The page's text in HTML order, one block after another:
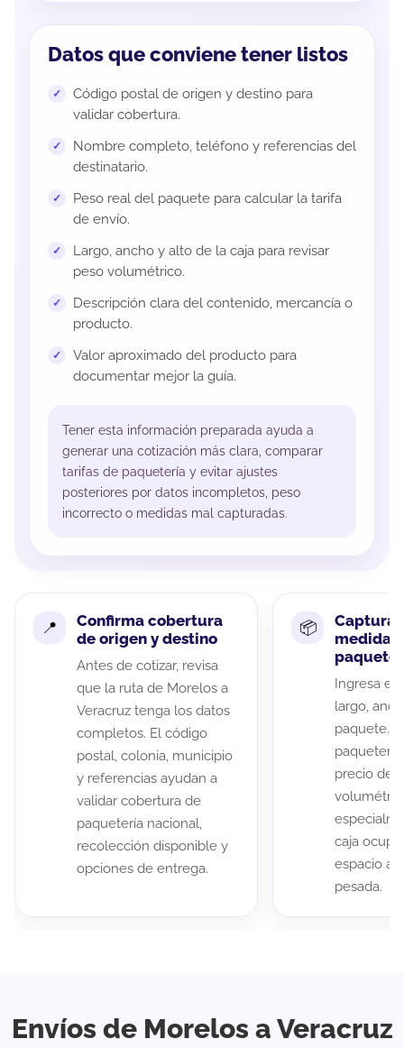
Datos que conviene tener listos
Código postal de origen y destino para
validar cobertura.
Nombre completo, teléfono y referencias del
destinatario.
Peso real del paquete para calcular la tarifa
de envío.
Largo, ancho y alto de la caja para revisar
peso volumétrico.
Descripción clara del contenido, mercancía o
producto.
Valor aproximado del producto para
documentar mejor la guía.
Tener esta información preparada ayuda a
generar una cotización más clara, comparar
tarifas de paquetería y evitar ajustes
posteriores por datos incompletos, peso
incorrecto o medidas mal capturadas.
Confirma cobertura
de origen y destino
Antes de cotizar, revisa
que la ruta de Morelos a
Veracruz tenga los datos
completos. El código
postal, colonia, municipio
y referencias ayudan a
validar cobertura de
paquetería nacional,
recolección disponible y
opciones de entrega.
Captura
medidas
paquete
Ingresa el
largo,
paquete.
precio de
caja
espacio
pesada.
Envíos de Morelos a Veracruz